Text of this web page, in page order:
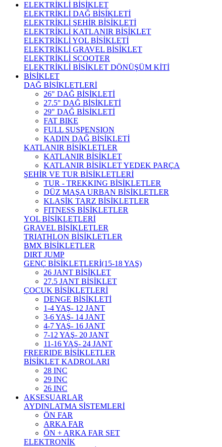
ELEKTRİKLİ BİSİKLET
ELEKTRİKLİ DAĞ BİSİKLETİ
ELEKTRİKLİ ŞEHİR BİSİKLETİ
ELEKTRİKLİ KATLANIR BİSİKLET
ELEKTRİKLİ YOL BİSİKLETİ
ELEKTRİKLİ GRAVEL BİSİKLET
ELEKTRİKLİ SCOOTER
ELEKTRİKLİ BİSİKLET DÖNÜŞÜM KİTİ
BİSİKLET
DAĞ BİSİKLETLERİ
26" DAĞ BİSİKLETİ
27.5" DAĞ BİSİKLETİ
29" DAĞ BİSİKLETİ
FAT BIKE
FULL SUSPENSION
KADIN DAĞ BİSİKLETİ
KATLANIR BİSİKLETLER
KATLANIR BİSİKLET
KATLANIR BİSİKLET YEDEK PARÇA
ŞEHİR VE TUR BİSİKLETLERİ
TUR - TREKKING BİSİKLETLER
DÜZ MAŞA URBAN BİSİKLETLER
KLASİK TARZ BİSİKLETLER
FITNESS BİSİKLETLER
YOL BİSİKLETLERİ
GRAVEL BİSİKLETLER
TRIATHLON BİSİKLETLER
BMX BİSİKLETLER
DIRT JUMP
GENÇ BİSİKLETLERİ(15-18 YAŞ)
26 JANT BİSİKLET
27.5 JANT BİSİKLET
ÇOCUK BİSİKLETLERİ
DENGE BİSİKLETİ
1-4 YAŞ- 12 JANT
3-6 YAŞ- 14 JANT
4-7 YAŞ- 16 JANT
7-12 YAŞ- 20 JANT
11-16 YAŞ- 24 JANT
FREERIDE BİSİKLETLER
BİSİKLET KADROLARI
28 INC
29 INC
26 INC
AKSESUARLAR
AYDINLATMA SİSTEMLERİ
ÖN FAR
ARKA FAR
ÖN + ARKA FAR SET
ELEKTRONİK